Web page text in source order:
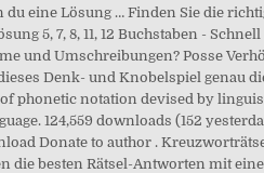
eine Lösung … Finden Sie die
5, 7, 8, 11, 12 Buchstaben -
und Umschreibungen? Posse
Denk- und Knobelspiel genau
phonetic notation devised by
124,559 downloads (152
Donate to author .
die besten Rätsel-Antworten mit